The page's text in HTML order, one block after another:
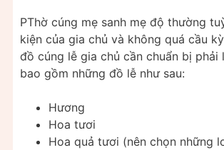
PThờ cúng mẹ sanh mẹ độ thường
kiện của gia chủ và không quá cầu
đồ cúng lễ gia chủ cần chuẩn bị phải
bao gồm những đồ lễ như sau:
Hương
Hoa tươi
Hoa quả tươi (nên chọn những